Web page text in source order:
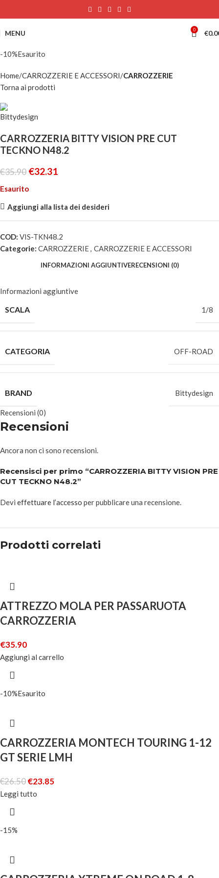
MENU 0 €
-10%Esaurito
Home CARROZZERIE E ACCESSORI CARROZZERIE
Torna ai prodotti
CARROZZERIA BITTY VISION PRE CUT
TECKNO N48.2
€35.90 €32.31
Esaurito
Aggiungi alla lista dei desideri
COD: VIS-TKN48.2
Categorie: CARROZZERIE, CARROZZERIE E ACCESSORI
INFORMAZIONI AGGIUNTIVERECENSIONI (0)
Informazioni aggiuntive
SCALA 1/8
CATEGORIA OFF-ROAD
BRAND Bittydesign
Recensioni (0)
Recensioni
Ancora non ci sono recensioni.
Recensisci per primo “CARROZZERIA BITTY VISION PRE
CUT TECKNO N48.2”
Devi effettuare l’accesso per pubblicare una recensione.
Prodotti correlati
ATTREZZO MOLA PER PASSARUOTA
CARROZZERIA
€35.90
Aggiungi al carrello
-10%Esaurito
CARROZZERIA MONTECH TOURING 1-12
GT SERIE LMH
€26.50€23.85
Leggi tutto
-15%